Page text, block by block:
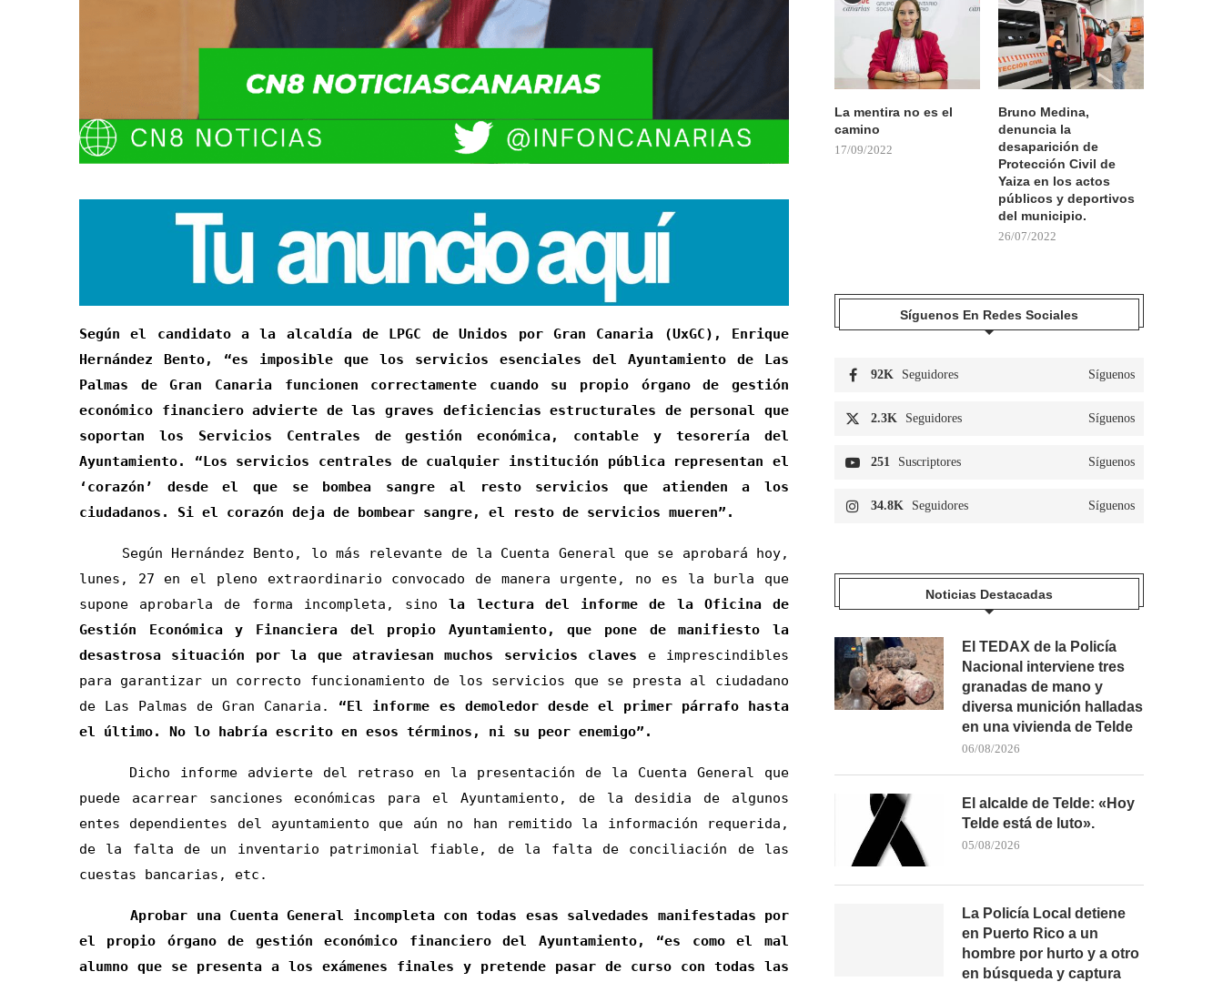
Según el candidato a la alcaldía de LPGC de Unidos por Gran Canaria (UxGC), Enrique
Hernández Bento, “es imposible que los servicios esenciales del Ayuntamiento de Las
Palmas de Gran Canaria funcionen correctamente cuando su propio órgano de gestión
económico financiero advierte de las graves deficiencias estructurales de personal que
soportan los Servicios Centrales de gestión económica, contable y tesorería del
Ayuntamiento. “Los servicios centrales de cualquier institución pública representan el
‘corazón’ desde el que se bombea sangre al resto servicios que atienden a los
ciudadanos. Si el corazón deja de bombear sangre, el resto de servicios mueren”.
Según Hernández Bento, lo más relevante de la Cuenta General que se aprobará hoy,
lunes, 27 en el pleno extraordinario convocado de manera urgente, no es la burla que
supone aprobarla de forma incompleta, sinola lectura del informe de la Oficina de
Gestión Económica y Financiera del propio Ayuntamiento, que pone de manifiesto la
desastrosa situación por la que atraviesan muchos servicios claves e imprescindibles
para garantizar un correcto funcionamiento de los servicios que se presta al ciudadano
de Las Palmas de Gran Canaria. “El informe es demoledor desde el primer párrafo hasta
el último. No lo habría escrito en esos términos, ni su peor enemigo”.
Dicho informe advierte del retraso en la presentación de la Cuenta General que
puede acarrear sanciones económicas para el Ayuntamiento, de la desidia de algunos
entes dependientes del ayuntamiento que aún no han remitido la información requerida,
de la falta de un inventario patrimonial fiable, de la falta de conciliación de las
cuestas bancarias, etc.
Aprobar una Cuenta General incompleta con todas esas salvedades manifestadas por
el propio órgano de gestión económico financiero del Ayuntamiento, “es como el mal
alumno que se presenta a los exámenes finales y pretende pasar de curso con todas las
La mentira no es el
camino
17/09/2022
Bruno Medina,
denuncia la
desaparición de
Protección Civil de
Yaiza en los actos
públicos y deportivos
del municipio.
26/07/2022
Síguenos En Redes Sociales
92K Seguidores Síguenos
2.3K Seguidores Síguenos
251 Suscriptores Síguenos
34.8K Seguidores Síguenos
Noticias Destacadas
El TEDAX de la Policía
Nacional interviene tres
granadas de mano y
diversa munición halladas
en una vivienda de Telde
06/08/2026
El alcalde de Telde: «Hoy
Telde está de luto».
05/08/2026
La Policía Local detiene
en Puerto Rico a un
hombre por hurto y a otro
en búsqueda y captura